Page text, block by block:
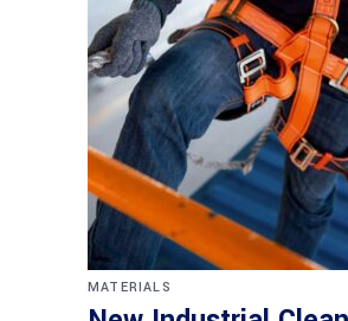
MATERIALS